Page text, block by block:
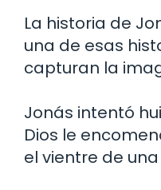
La historia de
una de esas
capturan la
Jonás intentó
Dios le
el vientre de